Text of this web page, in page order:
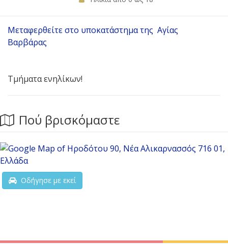
Μεταφερθείτε στο υποκατάστημα της Αγίας
Βαρβάρας
Τμήματα ενηλίκων!
Πού βρισκόμαστε
Οδήγησε με εκεί